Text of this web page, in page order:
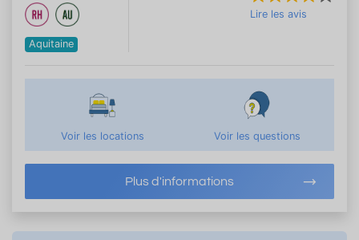
Aquitaine
Lire les avis
Voir les locations Voir les questions
Plus d'informations